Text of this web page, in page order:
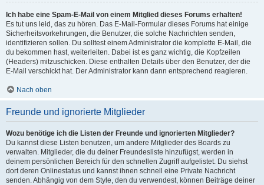
Ich habe eine Spam-E-Mail von einem Mitglied dieses Forums erhalten!
Es tut uns leid, das zu hören. Das E-Mail-Formular dieses Forums hat einige
Sicherheitsvorkehrungen, die Benutzer, die solche Nachrichten senden,
identifizieren sollen. Du solltest einem Administrator die komplette E-Mail, die
du bekommen hast, weiterleiten. Dabei ist es ganz wichtig, die Kopfzeilen
(Headers) mitzuschicken. Diese enthalten Details über den Benutzer, der die
E-Mail verschickt hat. Der Administrator kann dann entsprechend reagieren.
Nach oben
Freunde und ignorierte Mitglieder
Wozu benötige ich die Listen der Freunde und ignorierten Mitglieder?
Du kannst diese Listen benutzen, um andere Mitglieder des Boards zu
verwalten. Mitglieder, die du deiner Freundesliste hinzufügst, werden in
deinem persönlichen Bereich für den schnellen Zugriff aufgelistet. Du siehst
dort deren Onlinestatus und kannst ihnen schnell eine Private Nachricht
senden. Abhängig von dem Style, den du verwendest, können Beiträge deiner